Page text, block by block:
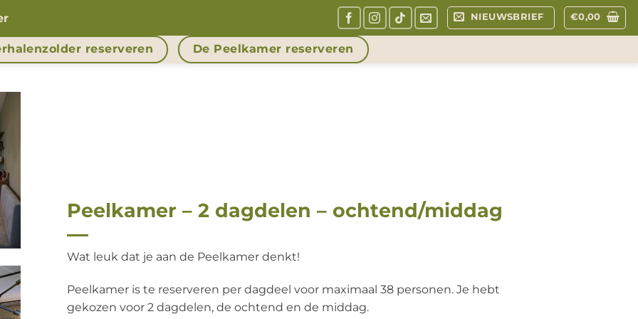
NIEUWSBRIEF €0,00
reserveren De Peelkamer reserveren
Peelkamer – 2 dagdelen – ochtend/middag
Wat leuk dat je aan de Peelkamer denkt!
Peelkamer is te reserveren per dagdeel voor maximaal 38 personen. Je hebt
gekozen voor 2 dagdelen, de ochtend en de middag.